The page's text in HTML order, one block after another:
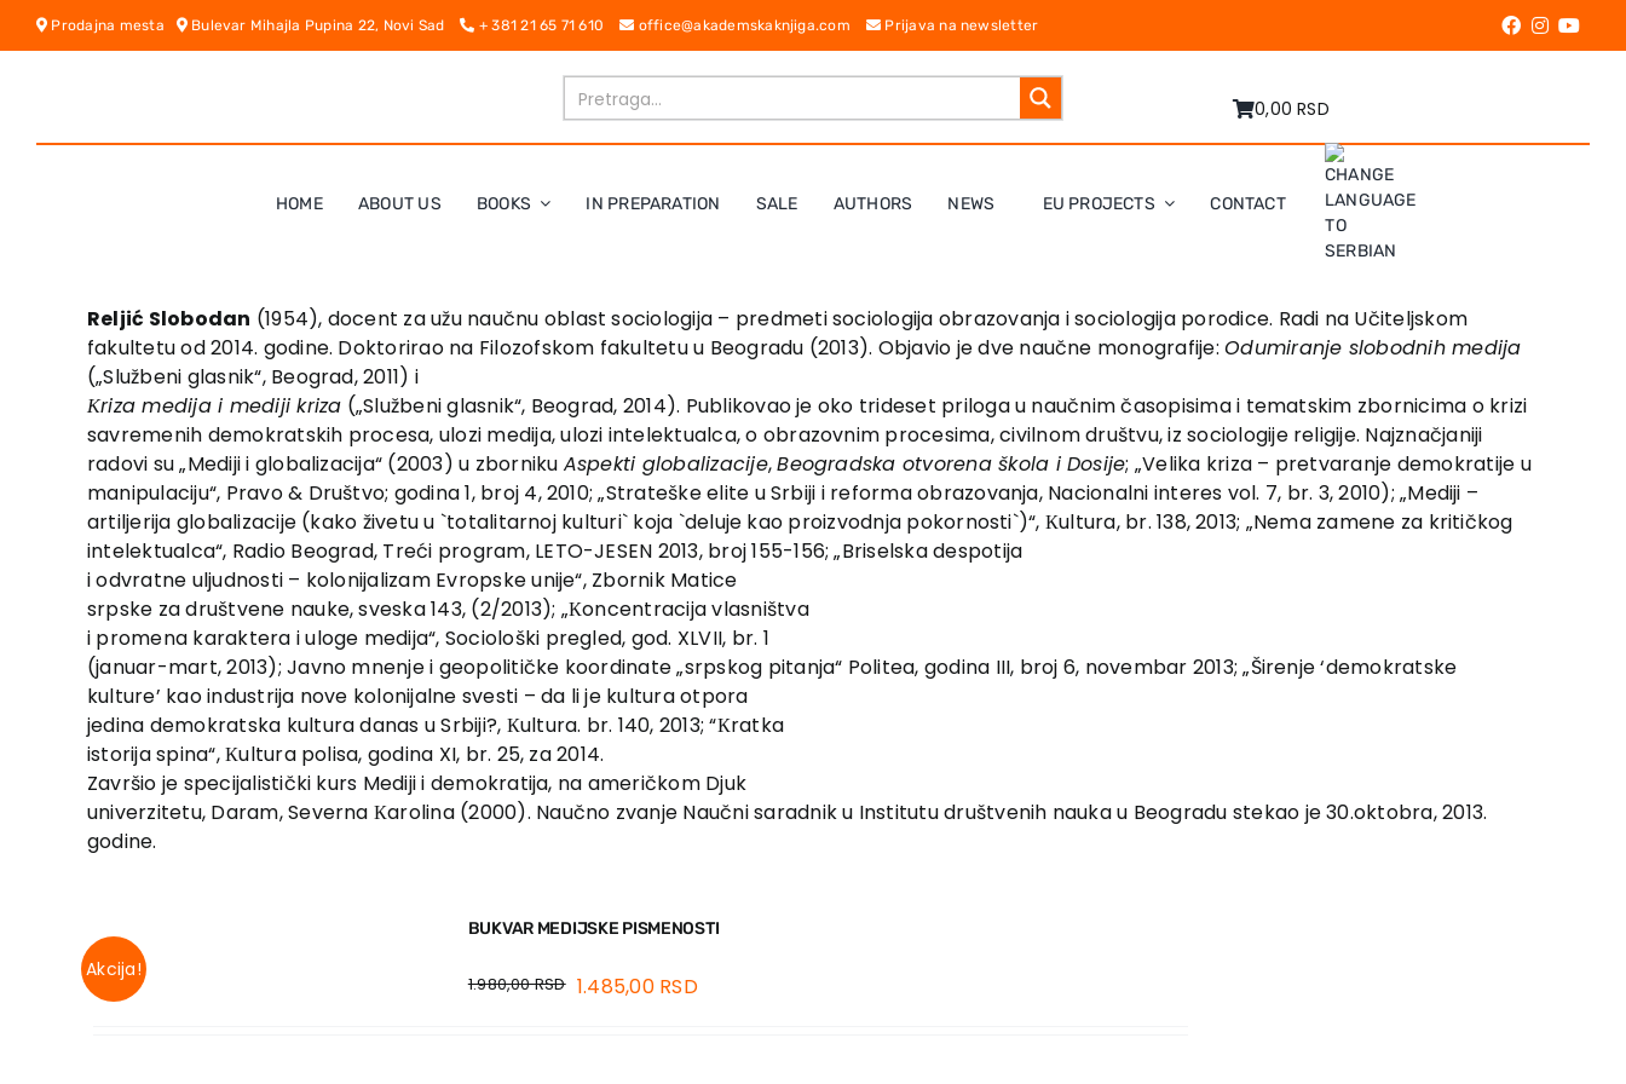
Skip
Prodajna mesta Bulevar Mihajla Pupina 22, Novi Sad + 381 21 65 71 610 office@akademskaknjiga.com Prijava na newsletter
0,00 RSD
HOME ABOUT US BOOKS IN PREPARATION SALE AUTHORS NEWS EU PROJECTS CONTACT
Reljić Slobodan (1954), docent za užu naučnu oblast sociologija – predmeti sociologija obrazovanja i sociologija porodice. Radi na Učiteljskom
fakultetu od 2014. godine. Doktorirao na Filozofskom fakultetu u Beogradu (2013). Objavio je dve naučne monografije:Odumiranje slobodnih medija
(„Službeni glasnik“, Beograd, 2011) i
Кriza medija i mediji kriza („Službeni glasnik“, Beograd, 2014). Publikovao je oko trideset priloga u naučnim časopisima i tematskim zbornicima o krizi
savremenih demokratskih procesa, ulozi medija, ulozi intelektualca, o obrazovnim procesima, civilnom društvu, iz sociologije religije. Najznačjaniji
radovi su „Mediji i globalizacija“ (2003) u zborniku Aspekti globalizacije,Beogradska otvorena škola i Dosije; „Velika kriza – pretvaranje demokratije u
manipulaciju“, Pravo & Društvo; godina 1, broj 4, 2010; „Strateške elite u Srbiji i reforma obrazovanja, Nacionalni interes vol. 7, br. 3, 2010); „Mediji –
artiljerija globalizacije (kako živetu u `totalitarnoj kulturi` koja `deluje kao proizvodnja pokornosti`)“, Кultura, br. 138, 2013; „Nema zamene za kritičkog
intelektualca“, Radio Beograd, Treći program, LETO-JESEN 2013, broj 155-156; „Briselska despotija
i odvratne uljudnosti – kolonijalizam Evropske unije“, Zbornik Matice
srpske za društvene nauke, sveska 143, (2/2013); „Кoncentracija vlasništva
i promena karaktera i uloge medija“, Sociološki pregled, god. XLVII, br. 1
(januar-mart, 2013); Javno mnenje i geopolitičke koordinate „srpskog pitanja“ Politea, godina III, broj 6, novembar 2013; „Širenje ‘demokratske
kulture’ kao industrija nove kolonijalne svesti – da li je kultura otpora
jedina demokratska kultura danas u Srbiji?, Кultura. br. 140, 2013; “Кratka
istorija spina“, Кultura polisa, godina XI, br. 25, za 2014.
Završio je specijalistički kurs Mediji i demokratija, na američkom Djuk
univerzitetu, Daram, Severna Кarolina (2000). Naučno zvanje Naučni saradnik u Institutu društvenih nauka u Beogradu stekao je 30.oktobra, 2013.
godine.
Akcija!
BUKVAR MEDIJSKE PISMENOSTI
1.980,00RSD 1.485,00 RSD